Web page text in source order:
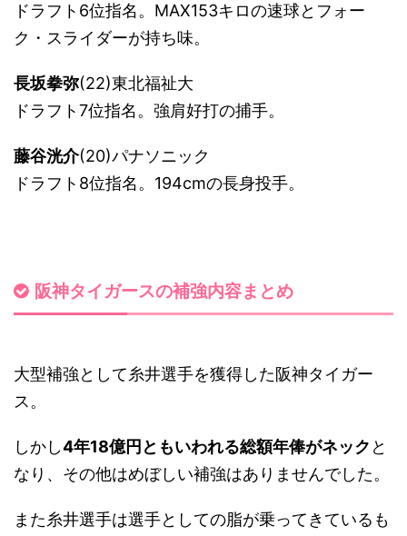
ドラフト6位指名。MAX153キロの速球とフォー
ク・スライダーが持ち味。
長坂拳弥(22)東北福祉大
ドラフト7位指名。強肩好打の捕手。
藤谷洸介(20)パナソニック
ドラフト8位指名。194cmの長身投手。
阪神タイガースの補強内容まとめ
大型補強として糸井選手を獲得した阪神タイガー
ス。
しかし4年18億円ともいわれる総額年俸がネック と
なり、その他はめぼしい補強はありませんでした。
また糸井選手は選手としての脂が乗ってきているも